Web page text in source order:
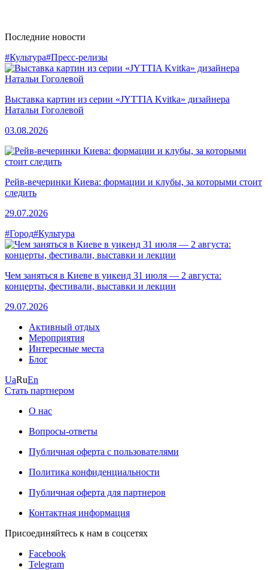
Последние новости
#Культура#Пресс-релизы
Выставка картин из серии «JYTTIA Kvitka» дизайнера
Натальи Гоголевой
03.08.2026
Рейв-вечеринки Киева: формации и клубы, за которыми стоит
следить
29.07.2026
#Город#Культура
Чем заняться в Киеве в уикенд 31 июля — 2 августа:
концерты, фестивали, выставки и лекции
29.07.2026
Активный отдых
Мероприятия
Интересные места
Блог
UaRuEn
Стать партнером
О нас
Вопросы-ответы
Публичная оферта с пользователями
Политика конфиденциальности
Публичная оферта для партнеров
Контактная информация
Присоединяйтесь к нам в соцсетях
Facebook
Telegram